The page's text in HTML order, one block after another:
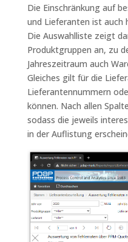
Die Einschränkung auf
und Lieferanten ist auch
Die Auswahlliste zeigt
Produktgruppen an, zu
Jahreszeitraum auch
Gleiches gilt für die
Lieferantennummern
können. Nach allen
sodass die jeweils
in der Auflistung